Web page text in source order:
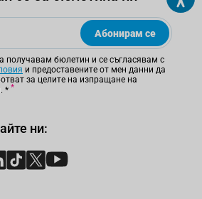
Абонирам се
получавам бюлетин и се съгласявам с
и предоставените от мен данни да
за целите на изпращане на
*
ни: